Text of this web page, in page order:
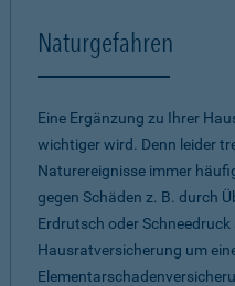
Naturgefahren
Eine Ergänzung zu Ihrer
wichtiger wird. Denn leider
Naturereignisse immer
gegen Schäden z. B. durch
Erdrutsch oder
Hausratversicherung um